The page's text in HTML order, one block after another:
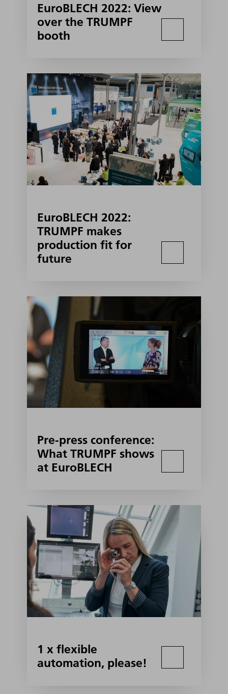
EuroBLECH 2022: View
over the TRUMPF
booth
EuroBLECH 2022:
TRUMPF makes
production fit for
future
Pre-press conference:
What TRUMPF shows
at EuroBLECH
1 x flexible
automation, please!